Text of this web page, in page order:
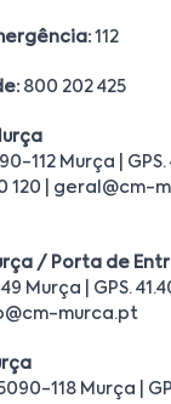
112
800 202 425
112 Murça | GPS.
120 |
/ Porta de
Murça | GPS.
murca.pt
118 Murça |